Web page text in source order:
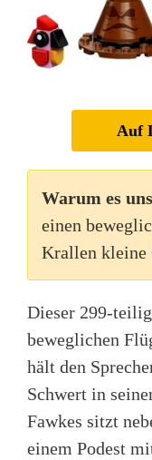
Auf
Warum es
einen
Krallen kleine
Dieser 299-
beweglichen
hält den
Schwert in
Fawkes sitzt
einem Podest